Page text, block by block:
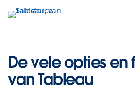
Verder
naar
De vele opties en
van Tableau